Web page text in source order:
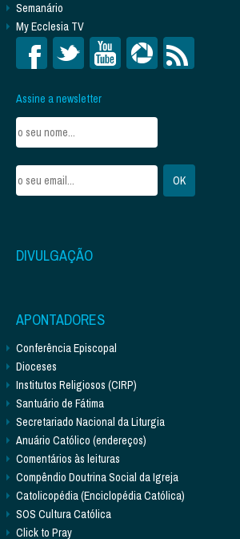
Semanário
My Ecclesia TV
Assine a newsletter
DIVULGAÇÃO
APONTADORES
Conferência Episcopal
Dioceses
Institutos Religiosos (CIRP)
Santuário de Fátima
Secretariado Nacional da Liturgia
Anuário Católico (endereços)
Comentários às leituras
Compêndio Doutrina Social da Igreja
Catolicopédia (Enciclopédia Católica)
SOS Cultura Católica
Click to Pray